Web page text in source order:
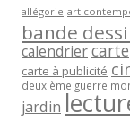
allégorie art
bande
calendriercarte
carte à publicité
deuxième guerre
jardin